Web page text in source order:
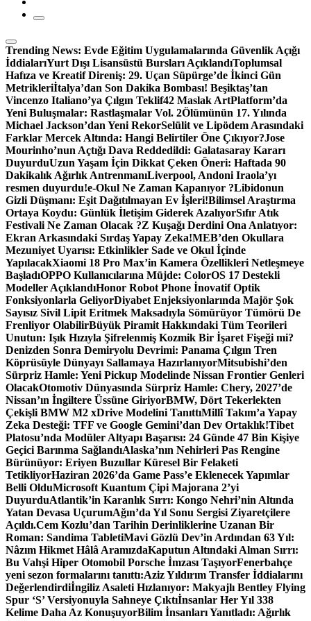
Trending News: Evde Eğitim Uygulamalarında Güvenlik Açığı
İddialarıYurt Dışı Lisansüstü Bursları AçıklandıToplumsal
Hafıza ve Kreatif Direniş: 29. Uçan Süpürge’de İkinci Gün
Metrikleriİtalya’dan Son Dakika Bombası! Beşiktaş’tan
Vincenzo Italiano’ya Çılgın Teklif42 Maslak ArtPlatform’da
Yeni Buluşmalar: Rastlaşmalar Vol. 2Ölümünün 17. Yılında
Michael Jackson’dan Yeni RekorSelülit ve Lipödem Arasındaki
Farklar Mercek Altında: Hangi Belirtiler Öne Çıkıyor?Jose
Mourinho’nun Açtığı Dava Reddedildi: Galatasaray Kararı
DuyurduUzun Yaşam İçin Dikkat Çeken Öneri: Haftada 90
Dakikalık Ağırlık AntrenmanıLiverpool, Andoni Iraola’yı
resmen duyurdu!e-Okul Ne Zaman Kapanıyor ?Libidonun
Gizli Düşmanı: Eşit Dağıtılmayan Ev İşleri!Bilimsel Araştırma
Ortaya Koydu: Günlük İletişim Giderek AzalıyorSıfır Atık
Festivali Ne Zaman Olacak ?Z Kuşağı Derdini Ona Anlatıyor:
Ekran Arkasındaki Sırdaş Yapay Zeka!MEB’den Okullara
Mezuniyet Uyarısı: Etkinlikler Sade ve Okul İçinde
YapılacakXiaomi 18 Pro Max’in Kamera Özellikleri Netleşmeye
BaşladıOPPO Kullanıcılarına Müjde: ColorOS 17 Destekli
Modeller AçıklandıHonor Robot Phone İnovatif Optik
Fonksiyonlarla GeliyorDiyabet Enjeksiyonlarında Majör Şok
Sayısız Sivil Lipit Eritmek Maksadıyla Sömürüyor Tümörü De
Frenliyor OlabilirBüyük Piramit Hakkındaki Tüm Teorileri
Unutun: Işık Hızıyla Şifrelenmiş Kozmik Bir İşaret Fişeği mi?
Denizden Sonra Demiryolu Devrimi: Panama Çılgın Tren
Köprüsüyle Dünyayı Sallamaya HazırlanıyorMitsubishi’den
Sürpriz Hamle: Yeni Pickup Modelinde Nissan Frontier Genleri
OlacakOtomotiv Dünyasında Sürpriz Hamle: Chery, 2027’de
Nissan’ın İngiltere Üssüne GiriyorBMW, Dört Tekerlekten
Çekişli BMW M2 xDrive Modelini TanıttıMillî Takım’a Yapay
Zeka Desteği: TFF ve Google Gemini’dan Dev Ortaklık!Tibet
Platosu’nda Modüler Altyapı Başarısı: 24 Günde 47 Bin Kişiye
Geçici Barınma SağlandıAlaska’nın Nehirleri Pas Rengine
Bürünüyor: Eriyen Buzullar Küresel Bir Felaketi
TetikliyorHaziran 2026’da Game Pass’e Eklenecek Yapımlar
Belli OlduMicrosoft Kuantum Çipi Majorana 2’yi
DuyurduAtlantik’in Karanlık Sırrı: Kongo Nehri’nin Altında
Yatan Devasa UçurumAğın’da Yıl Sonu Sergisi Ziyaretçilere
Açıldı.Cem Kozlu’dan Tarihin Derinliklerine Uzanan Bir
Roman: Sandima TabletiMavi Gözlü Dev’in Ardından 63 Yıl:
Nâzım Hikmet Hâlâ AramızdaKaputun Altındaki Alman Sırrı:
Bu Vahşi Hiper Otomobil Porsche İmzası TaşıyorFenerbahçe
yeni sezon formalarını tanıttı:Aziz Yıldırım Transfer İddialarını
Değerlendirdiİngiliz Asaleti Hızlanıyor: Makyajlı Bentley Flying
Spur ‘S’ Versiyonuyla Sahneye Çıktıİnsanlar Her Yıl 338
Kelime Daha Az KonuşuyorBilim İnsanları Yanıtladı: Ağırlık